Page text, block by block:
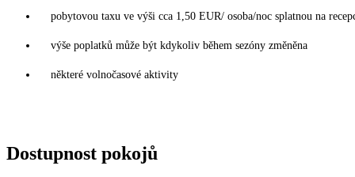
pobytovou taxu ve výši cca 1,50 EUR/ osoba/noc splatnou na
výše poplatků může být kdykoliv během sezóny změněna
některé volnočasové aktivity
Dostupnost pokojů